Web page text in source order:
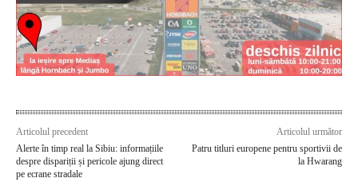
Articolul precedent
Alerte în timp real la Sibiu: informațiile
despre dispariții și pericole ajung direct
pe ecrane stradale
Articolul următor
Patru titluri europene pentru sportivii de
la Hwarang